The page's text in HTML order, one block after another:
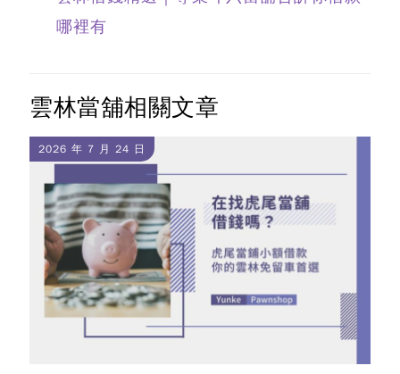
哪裡有
雲林當舖相關文章
2026 年 7 月 24 日